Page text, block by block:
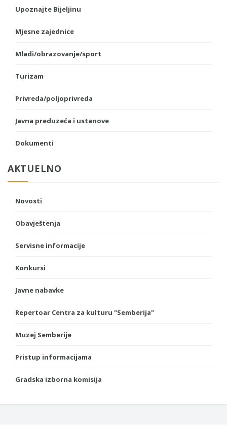
Upoznajte Bijeljinu
Mjesne zajednice
Mladi/obrazovanje/sport
Turizam
Privreda/poljoprivreda
Javna preduzeća i ustanove
Dokumenti
AKTUELNO
Novosti
Obavještenja
Servisne informacije
Konkursi
Javne nabavke
Repertoar Centra za kulturu "Semberija"
Muzej Semberije
Pristup informacijama
Gradska izborna komisija